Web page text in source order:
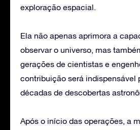
exploração espacial.
Ela não apenas aprimora a
observar o universo, mas
gerações de cientistas e
contribuição será indispensável
décadas de descobertas
Após o início das operações, a